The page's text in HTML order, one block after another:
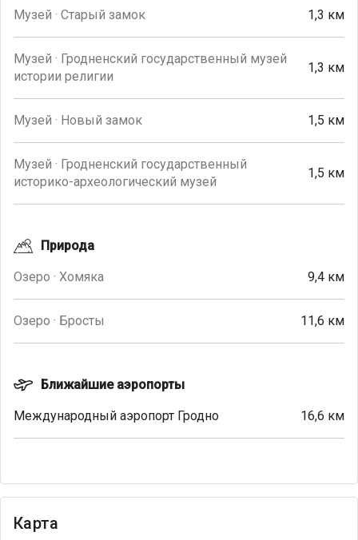
Музей · Старый замок 1,3 км
Музей · Гродненский государственный музей
истории религии
1,3 км
Музей · Новый замок 1,5 км
Музей · Гродненский государственный
историко-археологический музей
1,5 км
Природа
Озеро · Хомяка 9,4 км
Озеро · Бросты 11,6 км
Ближайшие аэропорты
Международный аэропорт Гродно 16,6 км
Карта